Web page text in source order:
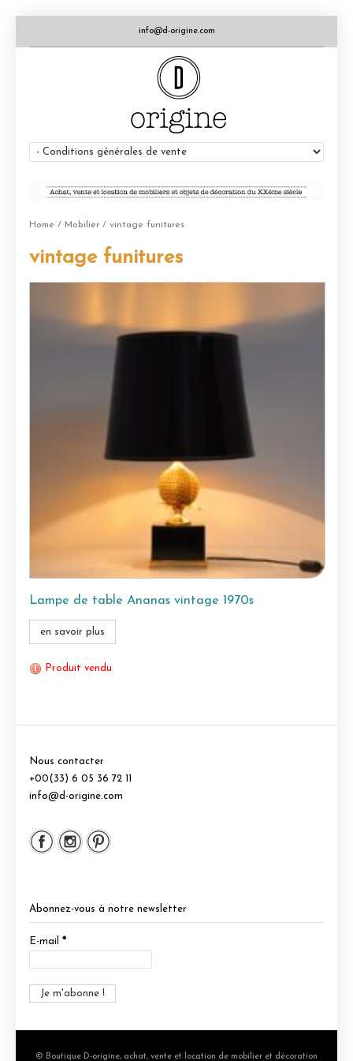
info@d-origine.com
Home / Mobilier / vintage funitures
vintage funitures
Lampe de table Ananas vintage 1970s
en savoir plus
Produit vendu
Nous contacter
+00(33) 6 05 36 72 11
info@d-origine.com
Abonnez-vous à notre newsletter
E-mail *
© Boutique D-origine, achat, vente et location de mobilier et décoration